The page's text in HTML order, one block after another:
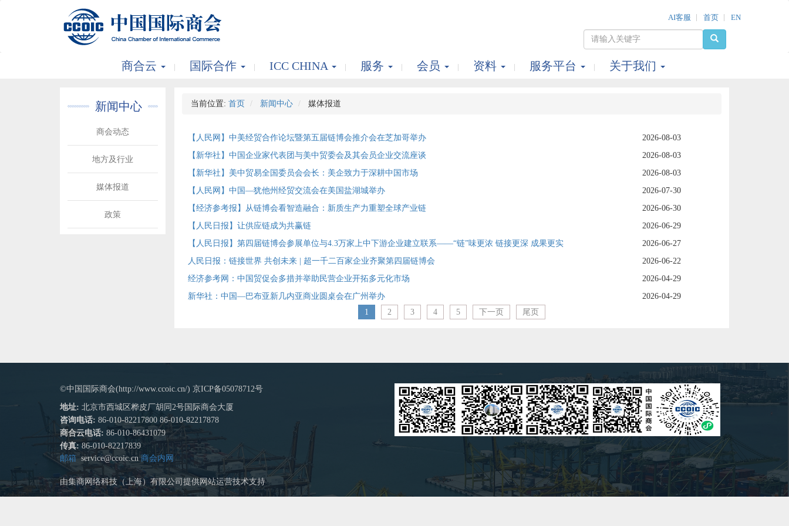
AI客服 首页 EN
商合云 国际合作 ICC CHINA 服务 会员 资料 服务平台 关于我们
新闻中心
商会动态
地方及行业
媒体报道
政策
当前位置: 首页 新闻中心 媒体报道
【人民网】中美经贸合作论坛暨第五届链博会推介会在芝加哥举办
2026-08-03
【新华社】中国企业家代表团与美中贸委会及其会员企业交流座谈
2026-08-03
【新华社】美中贸易全国委员会会长：美企致力于深耕中国市场
2026-08-03
【人民网】中国—犹他州经贸交流会在美国盐湖城举办
2026-07-30
【经济参考报】从链博会看智造融合：新质生产力重塑全球产业链
2026-06-30
【人民日报】让供应链成为共赢链
2026-06-29
【人民日报】第四届链博会参展单位与4.3万家上中下游企业建立联系——“链”味更浓 链接更深 成果更实
2026-06-27
人民日报：链接世界 共创未来 | 超一千二百家企业齐聚第四届链博会
2026-06-22
经济参考网：中国贸促会多措并举助民营企业开拓多元化市场
2026-04-29
新华社：中国—巴布亚新几内亚商业圆桌会在广州举办
2026-04-29
1
2 3 4 5 下一页 尾页
©中国国际商会(http://www.ccoic.cn/) 京ICP备05078712号
地址: 北京市西城区桦皮厂胡同2号国际商会大厦
咨询电话: 86-010-82217800 86-010-82217878
商合云电话: 86-010-86431079
传真: 86-010-82217839
邮箱 service@ccoic.cn商会内网
由集商网络科技（上海）有限公司提供网站运营技术支持